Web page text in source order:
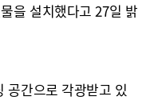
을 설치했다고 27일 밝
공간으로 각광받고 있